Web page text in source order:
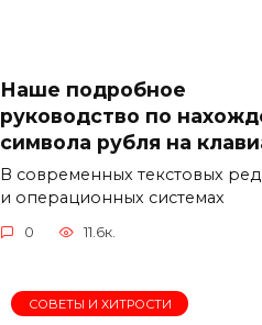
Наше подробное
руководство по
символа рубля на
В современных текстовых
и операционных системах
0 11.6к.
СОВЕТЫ И ХИТРОСТИ